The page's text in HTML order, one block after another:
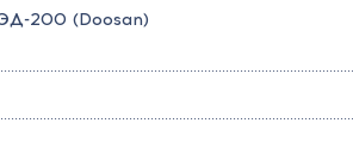
200 (Doosan)